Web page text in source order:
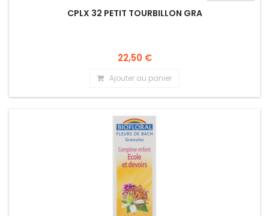
CPLX 32 PETIT TOURBILLON GRA
22,50 €
Ajouter au panier